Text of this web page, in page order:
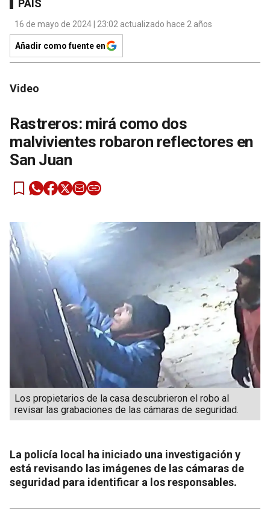
PAÍS
16 de mayo de 2024 | 23:02 actualizado hace 2 años
Añadir como fuente en
Video
Rastreros: mirá como dos
malvivientes robaron reflectores en
San Juan
Los propietarios de la casa descubrieron el robo al
revisar las grabaciones de las cámaras de seguridad.
La policía local ha iniciado una investigación y
está revisando las imágenes de las cámaras de
seguridad para identificar a los responsables.